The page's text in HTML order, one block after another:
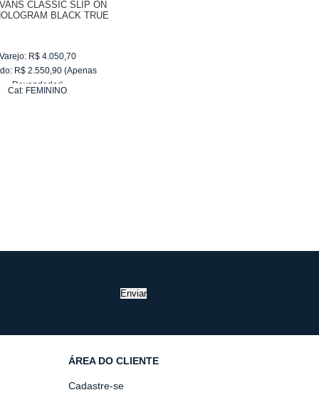
CLASSIC SLIP ON
BLACK TRUE
R$ 4.050,70
R$ 2.550,90 (Apenas
Revendedor)
Cat: FEMININO
Enviar
ÁREA DO CLIENTE
Cadastre-se